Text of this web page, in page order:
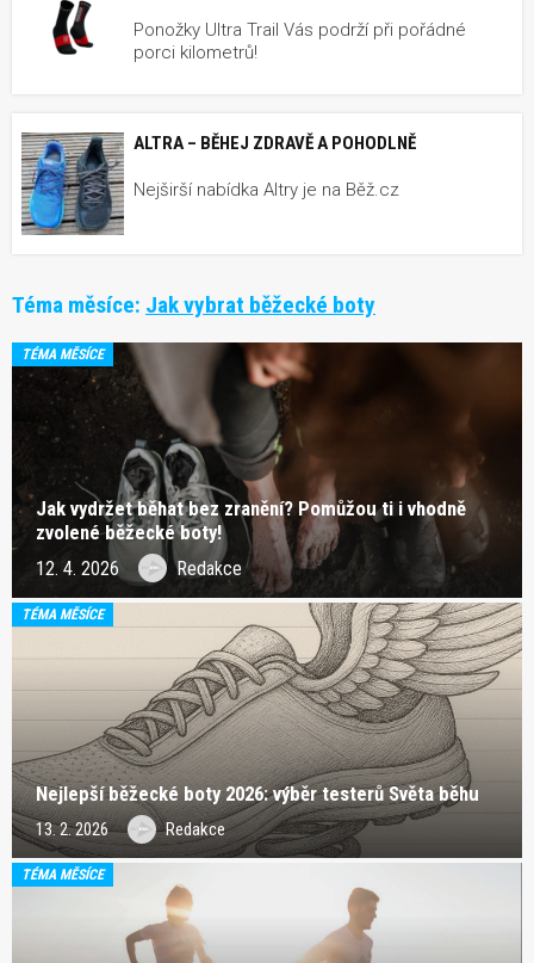
Ponožky Ultra Trail Vás podrží při pořádné
porci kilometrů!
ALTRA – BĚHEJ ZDRAVĚ A POHODLNĚ
Nejširší nabídka Altry je na Běž.cz
Téma měsíce: Jak vybrat běžecké boty
TÉMA MĚSÍCE
Jak vydržet běhat bez zranění? Pomůžou ti i vhodně
zvolené běžecké boty!
12. 4. 2026 Redakce
TÉMA MĚSÍCE
Nejlepší běžecké boty 2026: výběr testerů Světa běhu
13. 2. 2026 Redakce
TÉMA MĚSÍCE